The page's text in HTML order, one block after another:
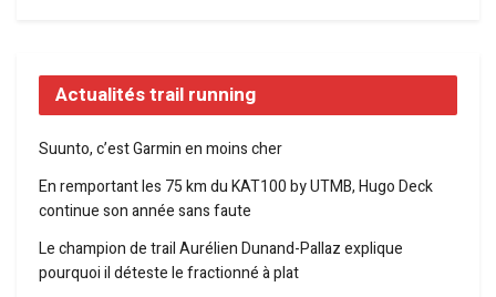
Actualités trail running
Suunto, c’est Garmin en moins cher
En remportant les 75 km du KAT100 by UTMB, Hugo Deck
continue son année sans faute
Le champion de trail Aurélien Dunand-Pallaz explique
pourquoi il déteste le fractionné à plat